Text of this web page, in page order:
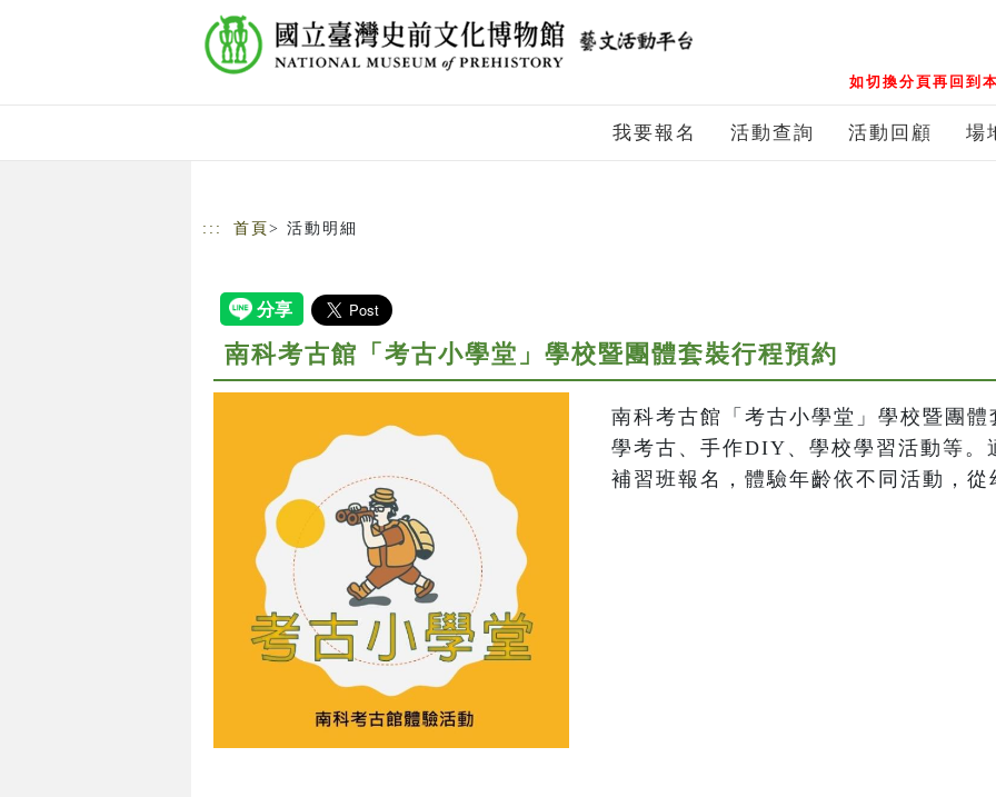
如切換分頁再回到
我要報名 活動查詢 活動回顧 場
::: 首頁 > 活動明細
南科考古館「考古小學堂」學校暨團體套裝行程預約
南科考古館「考古小學堂」學校暨團
學考古、手作DIY、學校學習活動等。
補習班報名，體驗年齡依不同活動，